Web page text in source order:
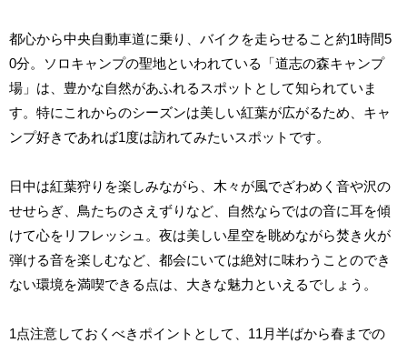
都心から中央自動車道に乗り、バイクを走らせること約1時間5
0分。ソロキャンプの聖地といわれている「道志の森キャンプ
場」は、豊かな自然があふれるスポットとして知られていま
す。特にこれからのシーズンは美しい紅葉が広がるため、キャ
ンプ好きであれば1度は訪れてみたいスポットです。
日中は紅葉狩りを楽しみながら、木々が風でざわめく音や沢の
せせらぎ、鳥たちのさえずりなど、自然ならではの音に耳を傾
けて心をリフレッシュ。夜は美しい星空を眺めながら焚き火が
弾ける音を楽しむなど、都会にいては絶対に味わうことのでき
ない環境を満喫できる点は、大きな魅力といえるでしょう。
1点注意しておくべきポイントとして、11月半ばから春までの